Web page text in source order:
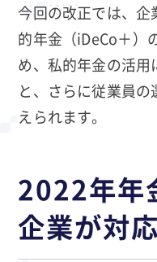
今回の改正では、
的年金（iDeCo＋）
め、私的年金の活
と、さらに従業員
えられます。
2022年
企業が対